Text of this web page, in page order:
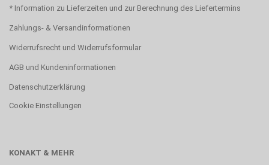
* Information zu Lieferzeiten und zur Berechnung des Liefertermins
Zahlungs- & Versandinformationen
Widerrufsrecht und Widerrufsformular
AGB und Kundeninformationen
Datenschutzerklärung
Cookie Einstellungen
KONAKT & MEHR